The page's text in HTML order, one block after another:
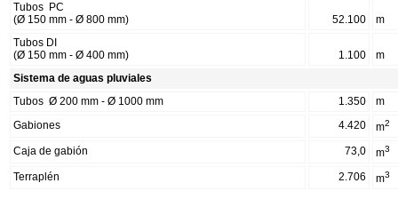
Tubos PC
(Ø 150 mm - Ø 800 mm)
52.100
m
Tubos DI
(Ø 150 mm - Ø 400 mm)
1.100
m
Sistema de aguas pluviales
Tubos Ø 200 mm - Ø 1000 mm 1.350
m
Gabiones
4.420 m2
Caja de gabión 73,0 m3
Terraplén 2.706 m3